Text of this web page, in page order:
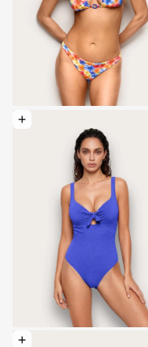
Elegir opciones: Ba ñador
Elegir opciones: Traje de ba